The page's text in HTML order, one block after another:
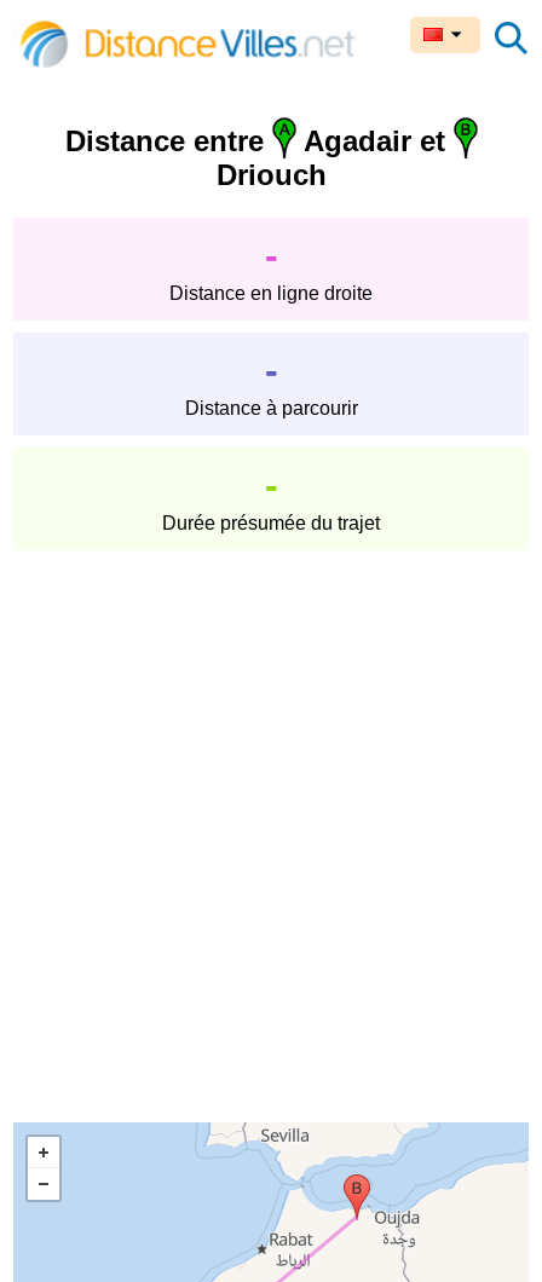
Distance entre
Agadair et
Driouch
-
Distance en ligne droite
-
Distance à parcourir
-
Durée présumée du trajet